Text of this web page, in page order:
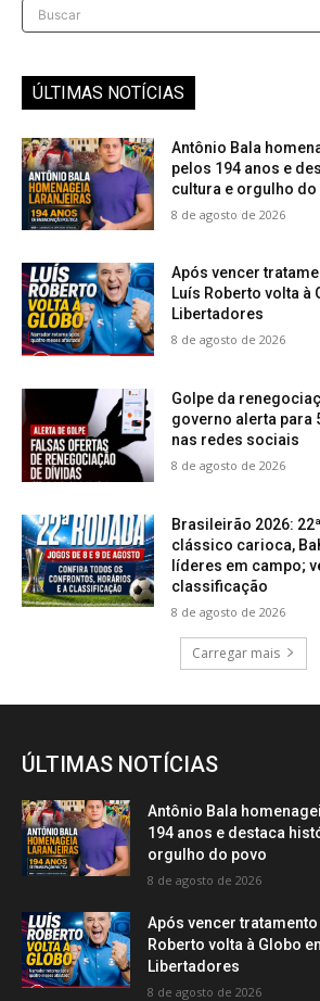
Buscar
ÚLTIMAS NOTÍCIAS
Antônio Bala
pelos 194 anos e
cultura e orgulho do
8 de agosto de 2026
Após vencer
Luís Roberto volta à
Libertadores
8 de agosto de 2026
Golpe da
governo alerta para
nas redes sociais
8 de agosto de 2026
Brasileirão 2026:
clássico carioca,
líderes em campo;
classificação
8 de agosto de 2026
Carregar mais
ÚLTIMAS NOTÍCIAS
Antônio Bala
194 anos e destaca
orgulho do povo
8 de agosto de 2026
Após vencer
Roberto volta à Globo
Libertadores
8 de agosto de 2026